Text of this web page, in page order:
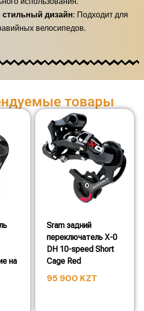
дизайн: Подходит для
велосипедов.
товары
на
Sram задний
переключатель X-0
DH 10-speed Short
Cage Red
95 900 KZT